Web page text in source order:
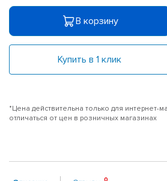
В корзину
Купить в 1 клик
*Цена действительна только для интернет-
отличаться от цен в розничных магазинах